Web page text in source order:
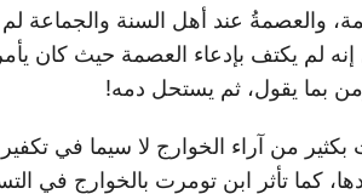
والعصمةُ عند أهل السنة والجماعة لم
لم يكتف بإدعاء العصمة حيث كان
بما يقول، ثم يستحل دمه!
بكثير من آراء الخوارج لا سيما في
كما تأثر ابن تومرت بالخوارج في